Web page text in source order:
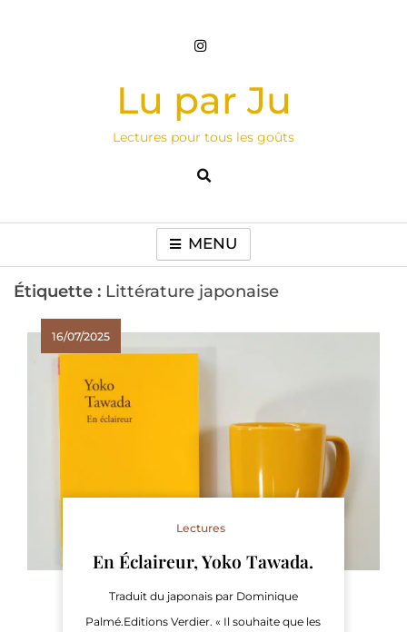
Lu par Ju
Lectures pour tous les goûts
MENU
Étiquette : Littérature japonaise
16/07/2025
Lectures
En Éclaireur, Yoko Tawada.
Traduit du japonais par Dominique
Palmé.Editions Verdier. « Il souhaite que les